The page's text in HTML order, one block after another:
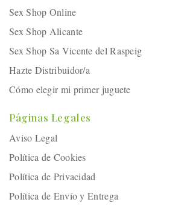
Sex Shop Online
Sex Shop Alicante
Sex Shop Sa Vicente del Raspeig
Hazte Distribuidor/a
Cómo elegir mi primer juguete
Páginas Legales
Aviso Legal
Política de Cookies
Política de Privacidad
Política de Envío y Entrega